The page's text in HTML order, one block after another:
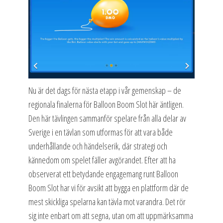
Nu är det dags för nästa etapp i vår gemenskap – de
regionala finalerna för Balloon Boom Slot här äntligen.
Den här tävlingen sammanför spelare från alla delar av
Sverige i en tävlan som utformas för att vara både
underhållande och händelserik, där strategi och
kännedom om spelet fäller avgörandet. Efter att ha
observerat ett betydande engagemang runt Balloon
Boom Slot har vi för avsikt att bygga en plattform där de
mest skickliga spelarna kan tävla mot varandra. Det rör
sig inte enbart om att segna, utan om att uppmärksamma